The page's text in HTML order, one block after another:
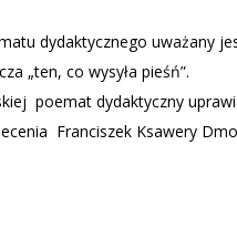
dydaktycznego uważany
„ten, co wysyła pieśń”.
poemat dydaktyczny
Franciszek Ksawery